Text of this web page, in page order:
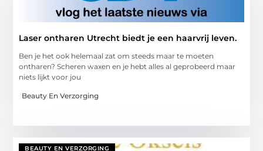
Laser ontharen Utrecht biedt je een haarvrij leven.
Ben je het ook helemaal zat om steeds maar te moeten
ontharen? Scheren waxen en je hebt alles al geprobeerd maar
niets lijkt voor jou
Beauty En Verzorging
BEAUTY EN VERZORGING